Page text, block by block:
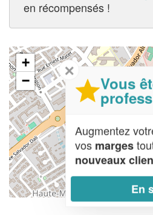
en récompensés !
+
−
| Map data ©
✕
Vous
Augmentez
vos marges
nouveaux
En